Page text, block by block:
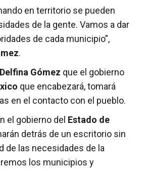
en territorio se pueden
de la gente. Vamos a dar
de cada municipio”,
.
Delfina Gómez que el gobierno
que encabezará, tomará
en el contacto con el pueblo.
el gobierno del Estado de
detrás de un escritorio sin
de las necesidades de la
los municipios y